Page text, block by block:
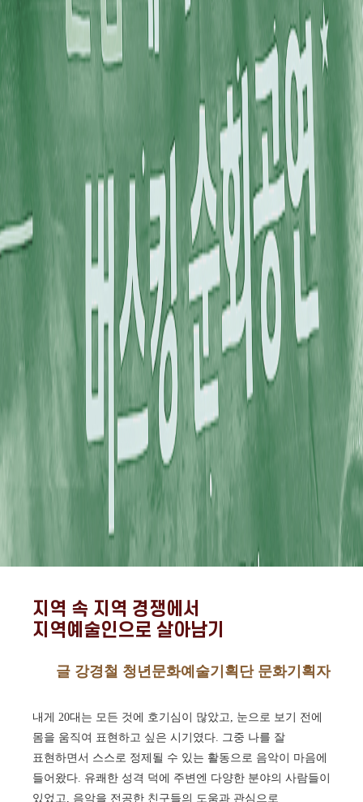
지역 속 지역 경쟁에서
지역예술인으로 살아남기
글 강경철 청년문화예술기획단 문화기획자
내게 20대는 모든 것에 호기심이 많았고, 눈으로 보기 전에
몸을 움직여 표현하고 싶은 시기였다. 그중 나를 잘
표현하면서 스스로 정제될 수 있는 활동으로 음악이 마음에
들어왔다. 유쾌한 성격 덕에 주변엔 다양한 분야의 사람들이
있었고, 음악을 전공한 친구들의 도움과 관심으로